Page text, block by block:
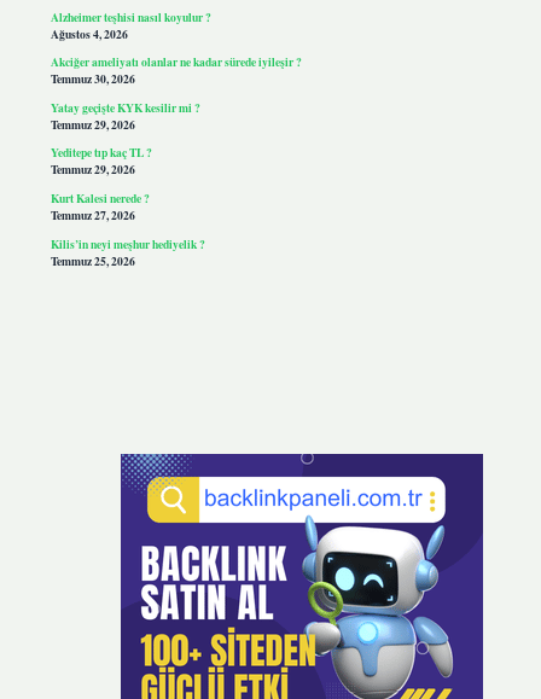
Alzheimer teşhisi nasıl koyulur ?
Ağustos 4, 2026
Akciğer ameliyatı olanlar ne kadar sürede iyileşir ?
Temmuz 30, 2026
Yatay geçişte KYK kesilir mi ?
Temmuz 29, 2026
Yeditepe tıp kaç TL ?
Temmuz 29, 2026
Kurt Kalesi nerede ?
Temmuz 27, 2026
Kilis’in neyi meşhur hediyelik ?
Temmuz 25, 2026